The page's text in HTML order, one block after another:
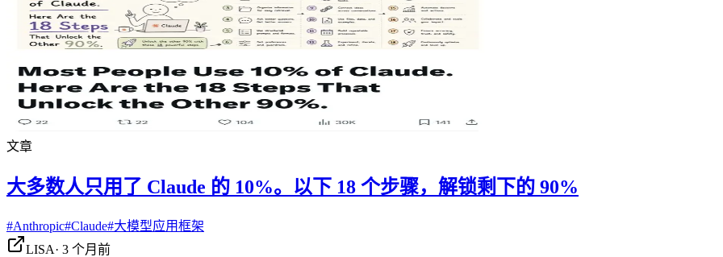
文章
大多数人只用了 Claude 的 10%。以下 18 个步骤，解锁剩下的 90%
#Anthropic#Claude#大模型应用框架
LISA· 3 个月前